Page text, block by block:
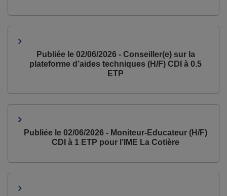
Publiée le 02/06/2026 - Conseiller(e) sur la
plateforme d’aides techniques (H/F) CDI à 0.5
ETP
Publiée le 02/06/2026 - Moniteur-Educateur (H/F)
CDI à 1 ETP pour l’IME La Cotière